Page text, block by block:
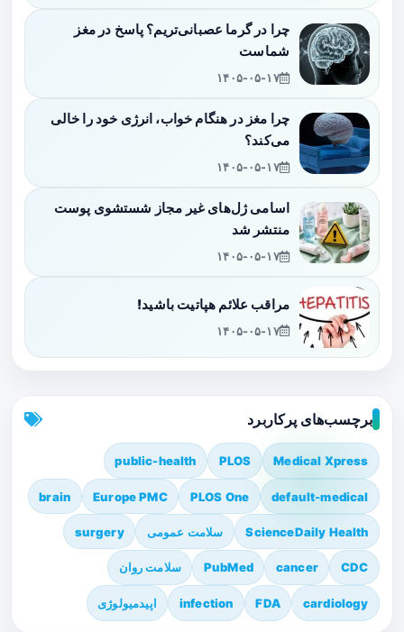
چرا در گرما عصبانی‌تریم؟ پاسخ در مغز
شماست
۱۴۰۵-۰۵-۱۷
چرا مغز در هنگام خواب، انرژی خود را خالی
می‌کند؟
۱۴۰۵-۰۵-۱۷
اسامی ژل‌های غیر مجاز شستشوی پوست
منتشر شد
۱۴۰۵-۰۵-۱۷
مراقب علائم هپاتیت باشید!
۱۴۰۵-۰۵-۱۷
برچسب‌های پرکاربرد
Medical Xpress
PLOS
public-health
default-medical
PLOS One
Europe PMC
brain
ScienceDaily Health سلامت عمومی surgery
CDC
cancer
PubMed سلامت روان
cardiology
FDA
infection اپیدمیولوژی